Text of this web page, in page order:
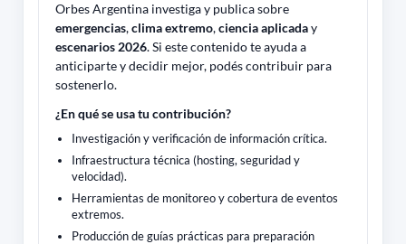
Orbes Argentina investiga y publica sobre
emergencias,clima extremo,ciencia aplicaday
escenarios 2026. Si este contenido te ayuda a
anticiparte y decidir mejor, podés contribuir para
sostenerlo.
¿En qué se usa tu contribución?
Investigación y verificación de información crítica.
Infraestructura técnica (hosting, seguridad y
velocidad).
Herramientas de monitoreo y cobertura de eventos
extremos.
Producción de guías prácticas para preparación